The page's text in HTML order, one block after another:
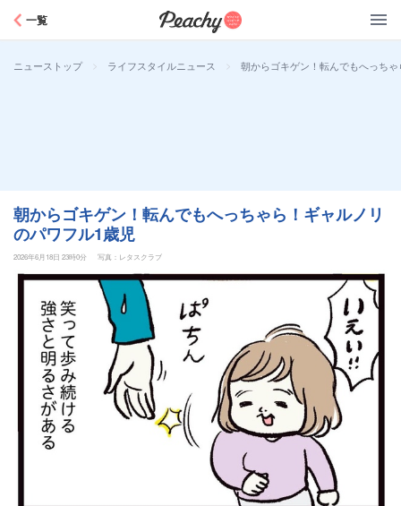
一覧
ニューストップ > ライフスタイルニュース > 朝からゴキゲン！転んでもへっち
朝からゴキゲン！転んでもへっちゃら！ギャルノリ
のパワフル1歳児
2026年6月18日 23時0分 写真：レタスクラブ